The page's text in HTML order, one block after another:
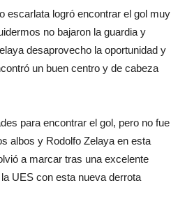
escarlata logró encontrar el gol muy
no bajaron la guardia y
desaprovecho la oportunidad y
un buen centro y de cabeza
para encontrar el gol, pero no fue
albos y Rodolfo Zelaya en esta
a marcar tras una excelente
UES con esta nueva derrota